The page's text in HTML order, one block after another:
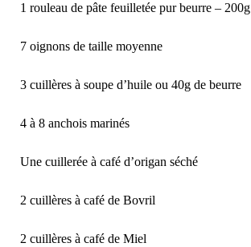
1 rouleau de pâte feuilletée pur beurre – 200g
7 oignons de taille moyenne
3 cuillères à soupe d’huile ou 40g de beurre
4 à 8 anchois marinés
Une cuillerée à café d’origan séché
2 cuillères à café de Bovril
2 cuillères à café de Miel